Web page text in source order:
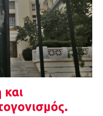
χονδροειδής
παγίδα-απάτη